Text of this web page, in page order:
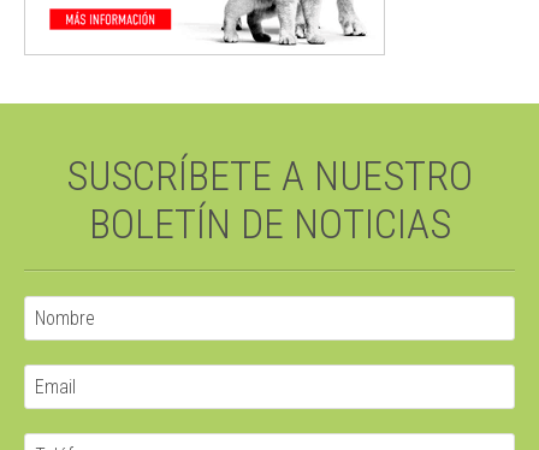
SUSCRÍBETE A NUESTRO
BOLETÍN DE NOTICIAS